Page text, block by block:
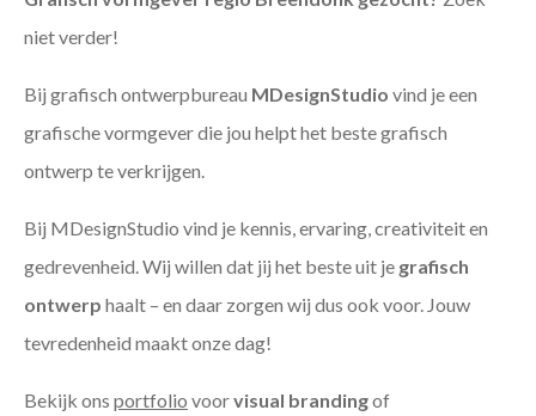
niet verder!
Bij grafisch ontwerpbureau MDesignStudio vind je een
grafische vormgever die jou helpt het beste grafisch
ontwerp te verkrijgen.
Bij MDesignStudio vind je kennis, ervaring, creativiteit en
gedrevenheid. Wij willen dat jij het beste uit je grafisch
ontwerp haalt – en daar zorgen wij dus ook voor. Jouw
tevredenheid maakt onze dag!
Bekijk ons portfolio voorvisual brandingof